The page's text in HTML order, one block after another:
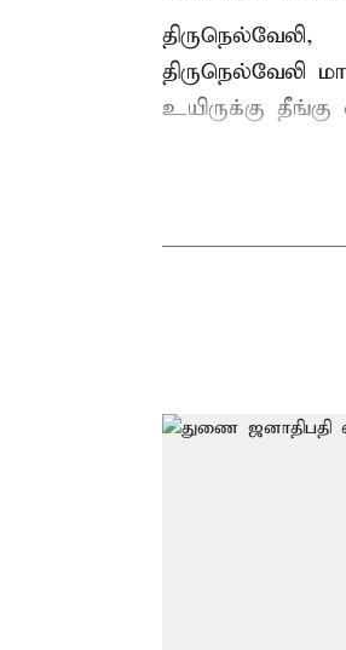
திருநெல்வேலி,
திருநெல்வேலி
உயிருக்கு தீங்கு